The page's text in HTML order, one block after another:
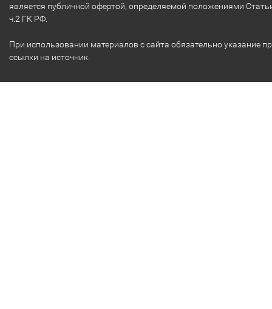
является публичной офертой, определяемой положениями
ч.2 ГК РФ.
При использовании материалов с сайта обязательно указание
ссылки на источник.